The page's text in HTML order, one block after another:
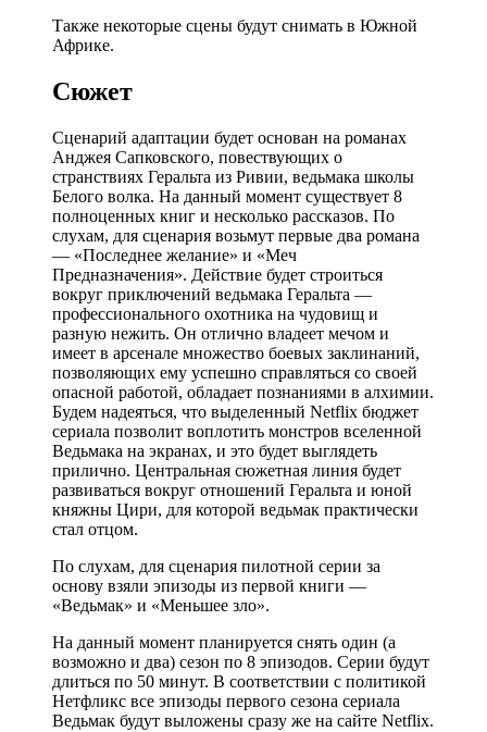
Также некоторые сцены будут снимать в Южной
Африке.
Сюжет
Сценарий адаптации будет основан на романах
Анджея Сапковского, повествующих о
странствиях Геральта из Ривии, ведьмака школы
Белого волка. На данный момент существует 8
полноценных книг и несколько рассказов. По
слухам, для сценария возьмут первые два романа
— «Последнее желание» и «Меч
Предназначения». Действие будет строиться
вокруг приключений ведьмака Геральта —
профессионального охотника на чудовищ и
разную нежить. Он отлично владеет мечом и
имеет в арсенале множество боевых заклинаний,
позволяющих ему успешно справляться со своей
опасной работой, обладает познаниями в алхимии.
Будем надеяться, что выделенный Netflix бюджет
сериала позволит воплотить монстров вселенной
Ведьмака на экранах, и это будет выглядеть
прилично. Центральная сюжетная линия будет
развиваться вокруг отношений Геральта и юной
княжны Цири, для которой ведьмак практически
стал отцом.
По слухам, для сценария пилотной серии за
основу взяли эпизоды из первой книги —
«Ведьмак» и «Меньшее зло».
На данный момент планируется снять один (а
возможно и два) сезон по 8 эпизодов. Серии будут
длиться по 50 минут. В соответствии с политикой
Нетфликс все эпизоды первого сезона сериала
Ведьмак будут выложены сразу же на сайте Netflix.